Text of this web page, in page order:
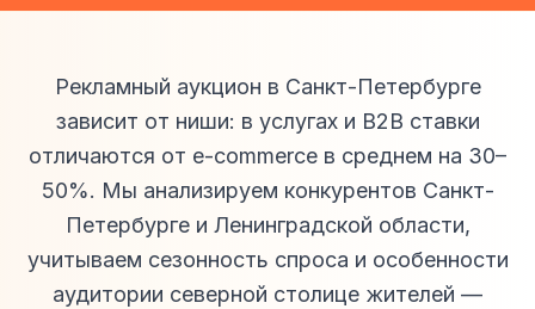
Рекламный аукцион в Санкт-Петербурге
зависит от ниши: в услугах и B2B ставки
отличаются от e-commerce в среднем на 30–
50%. Мы анализируем конкурентов Санкт-
Петербурге и Ленинградской области,
учитываем сезонность спроса и особенности
аудитории северной столице жителей —